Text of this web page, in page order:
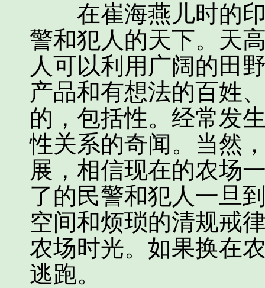
在崔海燕儿时的印
警和犯人的天下。天
人可以利用广阔的田
产品和有想法的百姓
的，包括性。经常发
性关系的奇闻。当然
展，相信现在的农场
了的民警和犯人一旦
空间和烦琐的清规戒
农场时光。如果换在
逃跑。